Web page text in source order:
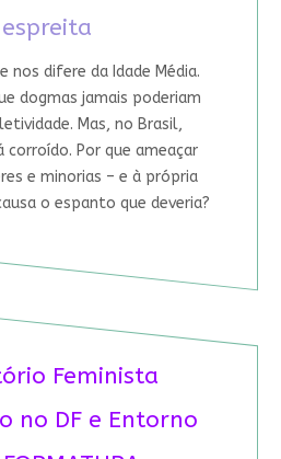
nos difere da Idade Média.
dogmas jamais poderiam
Mas, no Brasil,
Por que ameaçar
e minorias – e à própria
o espanto que deveria?
Feminista
no DF e Entorno